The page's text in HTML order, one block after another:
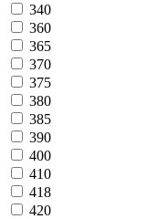
340
360
365
370
375
380
385
390
400
410
418
420